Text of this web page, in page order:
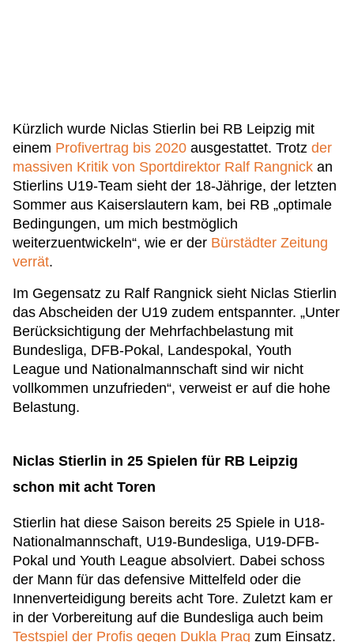
Kürzlich wurde Niclas Stierlin bei RB Leipzig mit
einem Profivertrag bis 2020 ausgestattet. Trotz der
massiven Kritik von Sportdirektor Ralf Rangnick an
Stierlins U19-Team sieht der 18-Jährige, der letzten
Sommer aus Kaiserslautern kam, bei RB „optimale
Bedingungen, um mich bestmöglich
weiterzuentwickeln“, wie er der Bürstädter Zeitung
verrät.
Im Gegensatz zu Ralf Rangnick sieht Niclas Stierlin
das Abscheiden der U19 zudem entspannter. „Unter
Berücksichtigung der Mehrfachbelastung mit
Bundesliga, DFB-Pokal, Landespokal, Youth
League und Nationalmannschaft sind wir nicht
vollkommen unzufrieden“, verweist er auf die hohe
Belastung.
Niclas Stierlin in 25 Spielen für RB Leipzig
schon mit acht Toren
Stierlin hat diese Saison bereits 25 Spiele in U18-
Nationalmannschaft, U19-Bundesliga, U19-DFB-
Pokal und Youth League absolviert. Dabei schoss
der Mann für das defensive Mittelfeld oder die
Innenverteidigung bereits acht Tore. Zuletzt kam er
in der Vorbereitung auf die Bundesliga auch beim
Testspiel der Profis gegen Dukla Prag zum Einsatz.